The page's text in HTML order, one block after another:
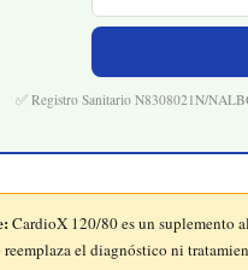
✅ Registro Sanitario N8308021N/
CardioX 120/80 es un suplemento
el diagnóstico ni